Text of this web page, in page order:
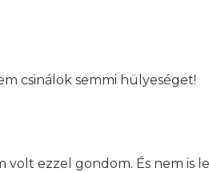
csinálok semmi hülyeséget!
ezzel gondom. És nem is